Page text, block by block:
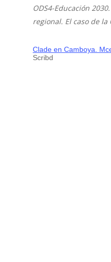
ODS4-Educación
regional. El caso de la
Clade en Camboya.
Scribd